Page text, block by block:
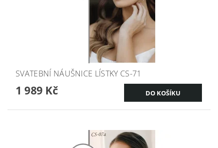
SVATEBNÍ NÁUŠNICE LÍSTKY CS-71
1 989 Kč